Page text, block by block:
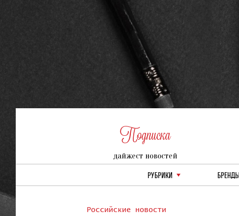
Подписка
дайжест новостей
РУБРИКИ БРЕНДЫ
Российские новости